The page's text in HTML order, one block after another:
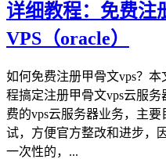
详细教程：免费注
VPS（oracle）
如何免费注册甲骨文vps？
程搞定注册甲骨文vps云服务
费的vps云服务器业务，主
试，方便官方整改和进步，
一次性的，...